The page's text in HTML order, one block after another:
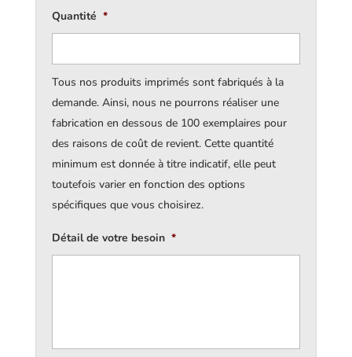
Quantité *
Tous nos produits imprimés sont fabriqués à la
demande. Ainsi, nous ne pourrons réaliser une
fabrication en dessous de 100 exemplaires pour
des raisons de coût de revient. Cette quantité
minimum est donnée à titre indicatif, elle peut
toutefois varier en fonction des options
spécifiques que vous choisirez.
Détail de votre besoin *